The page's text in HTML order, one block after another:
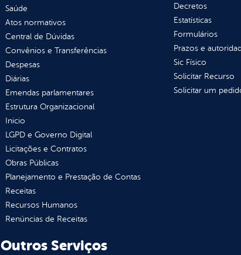
Saúde
Atos normativos
Central de Dúvidas
Convênios e Transferências
Despesas
Diárias
Emendas parlamentares
Estrutura Organizacional
Inicio
LGPD e Governo Digital
Licitações e Contratos
Obras Públicas
Planejamento e Prestação de Contas
Receitas
Recursos Humanos
Renúncias de Receitas
Decretos
Estatísticas
Formulários
Prazos e
Sic Físico
Solicitar Recurso
Solicitar um
Outros Serviços